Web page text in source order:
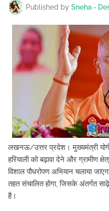
Published by Sneha -
लखनऊ/उत्तर प्रदेश। मुख्यमंत्री
हरियाली को बढ़ावा देने और ग्रामीण
विशाल पौधरोपण अभियान चलाया
तहत संचालित होगा, जिसके अंतर्गत
है।